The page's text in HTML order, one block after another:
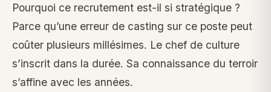
Pourquoi ce recrutement est-il si stratégique ?
Parce qu’une erreur de casting sur ce poste peut
coûter plusieurs millésimes. Le chef de culture
s’inscrit dans la durée. Sa connaissance du terroir
s’affine avec les années.